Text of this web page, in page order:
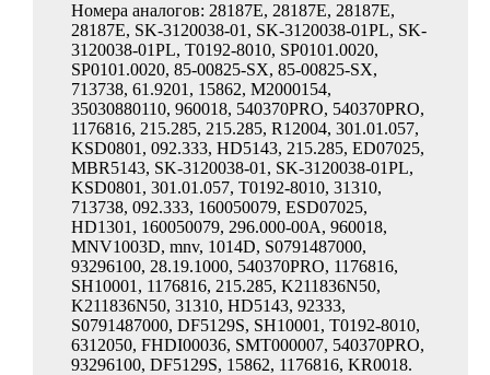
Номера аналогов: 28187E, 28187E, 28187E,
28187E, SK-3120038-01, SK-3120038-01PL, SK-
3120038-01PL, T0192-8010, SP0101.0020,
SP0101.0020, 85-00825-SX, 85-00825-SX,
713738, 61.9201, 15862, M2000154,
35030880110, 960018, 540370PRO, 540370PRO,
1176816, 215.285, 215.285, R12004, 301.01.057,
KSD0801, 092.333, HD5143, 215.285, ED07025,
MBR5143, SK-3120038-01, SK-3120038-01PL,
KSD0801, 301.01.057, T0192-8010, 31310,
713738, 092.333, 160050079, ESD07025,
HD1301, 160050079, 296.000-00A, 960018,
MNV1003D, mnv, 1014D, S0791487000,
93296100, 28.19.1000, 540370PRO, 1176816,
SH10001, 1176816, 215.285, K211836N50,
K211836N50, 31310, HD5143, 92333,
S0791487000, DF5129S, SH10001, T0192-8010,
6312050, FHDI00036, SMT000007, 540370PRO,
93296100, DF5129S, 15862, 1176816, KR0018.